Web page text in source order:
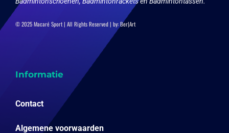
© 2025 Macaré Sport | All Rights Reserved | by:Ber|Art
Informatie
Contact
Algemene voorwaarden